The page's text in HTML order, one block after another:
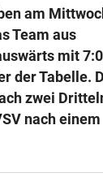
am
Team aus
mit 7:0
der Tabelle.
zwei
nach einem